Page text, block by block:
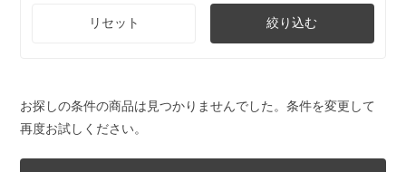
リセット 絞り込む
お探しの条件の商品は見つかりませんでした。条件を変更して
再度お試しください。